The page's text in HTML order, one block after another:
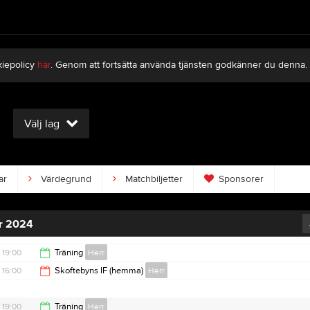
här. Genom att fortsätta använda tjänsten godkänner du denna.
Välj lag
Värdegrund Matchbiljetter Sponsorer
2024
19:00 Träning Herr
16:00 Skoftebyns IF (hemma) Herr
18:00
19:00 Träning Herr